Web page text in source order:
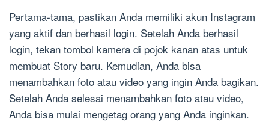
Pertama-tama, pastikan Anda memiliki akun Instagram
yang aktif dan berhasil login. Setelah Anda berhasil
login, tekan tombol kamera di pojok kanan atas untuk
membuat Story baru. Kemudian, Anda bisa
menambahkan foto atau video yang ingin Anda bagikan.
Setelah Anda selesai menambahkan foto atau video,
Anda bisa mulai mengetag orang yang Anda inginkan.